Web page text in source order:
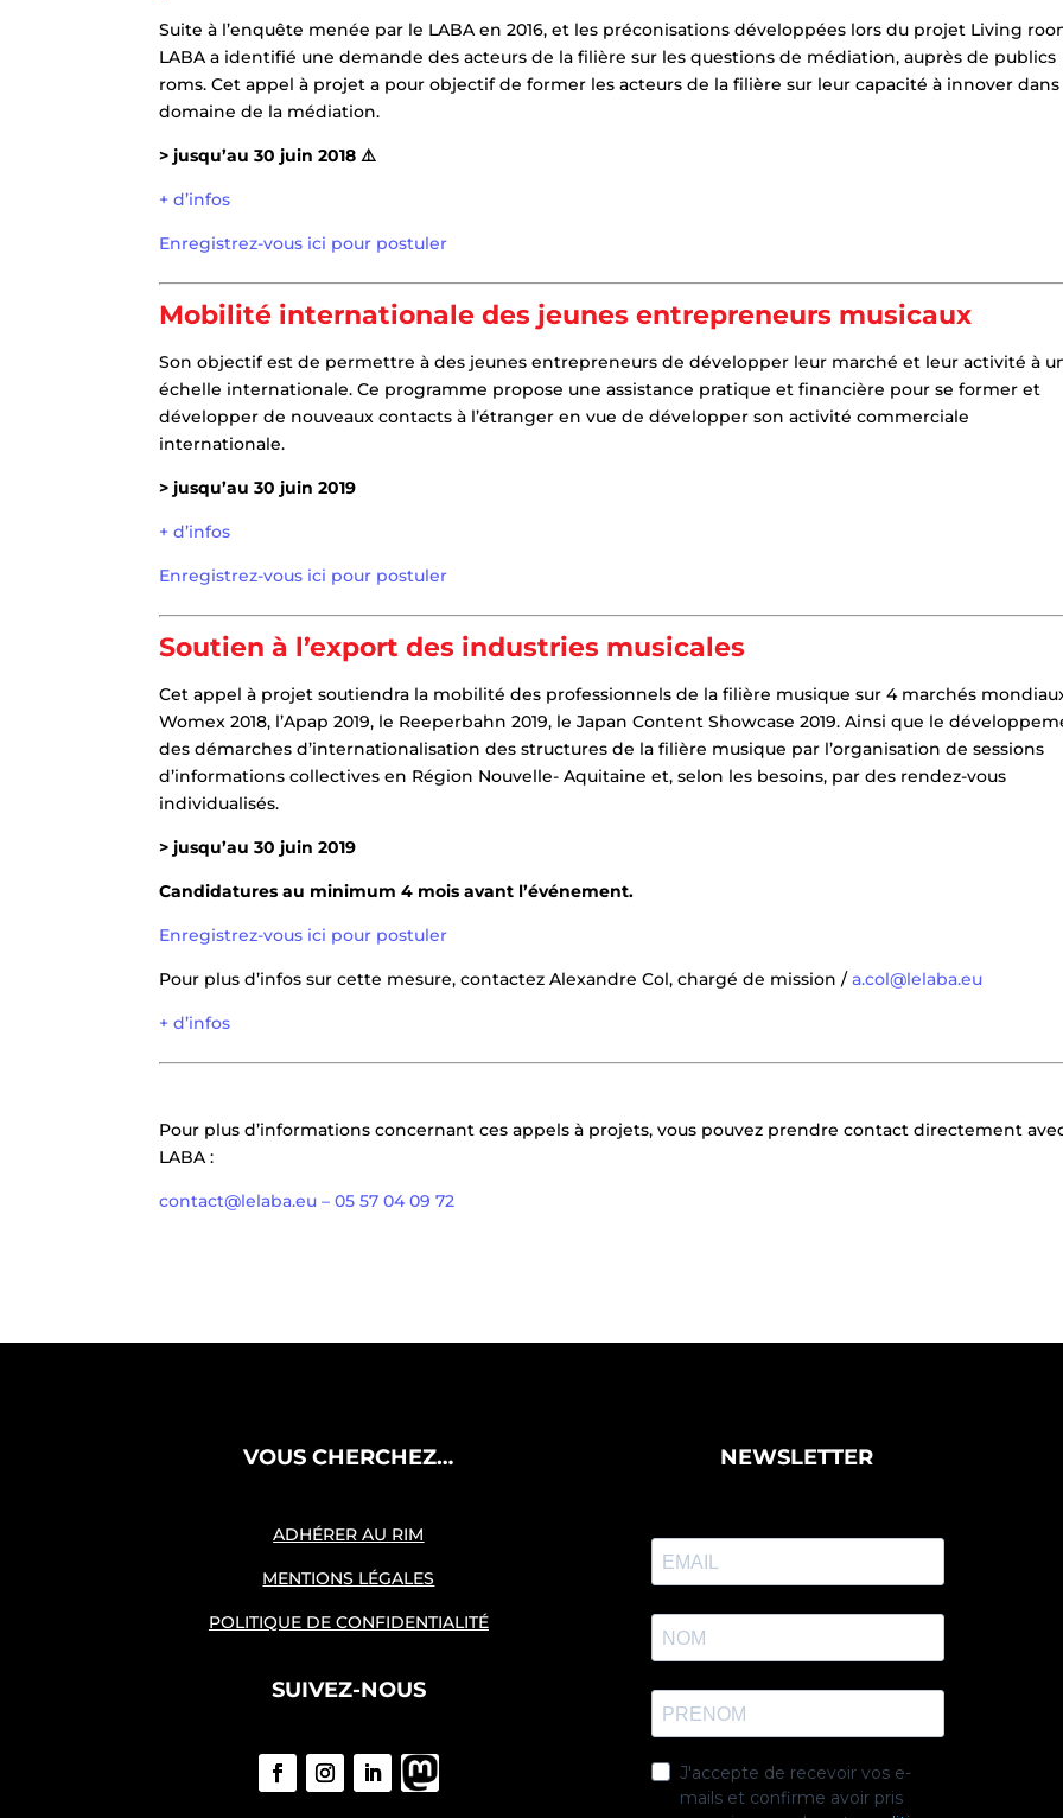
Suite à l’enquête menée par le LABA en 2016, et les préconisations développées lors du projet Living
LABA a identifié une demande des acteurs de la filière sur les questions de médiation, auprès de publics
roms. Cet appel à projet a pour objectif de former les acteurs de la filière sur leur capacité à innover
domaine de la médiation.
> jusqu’au 30 juin 2018 ⚠️
+ d’infos
Enregistrez-vous ici pour postuler
Mobilité internationale des jeunes entrepreneurs musicaux
Son objectif est de permettre à des jeunes entrepreneurs de développer leur marché et leur activité à
échelle internationale. Ce programme propose une assistance pratique et financière pour se former et
développer de nouveaux contacts à l’étranger en vue de développer son activité commerciale
internationale.
> jusqu’au 30 juin 2019
+ d’infos
Enregistrez-vous ici pour postuler
Soutien à l’export des industries musicales
Cet appel à projet soutiendra la mobilité des professionnels de la filière musique sur 4 marchés
Womex 2018, l’Apap 2019, le Reeperbahn 2019, le Japan Content Showcase 2019. Ainsi que le
des démarches d’internationalisation des structures de la filière musique par l’organisation de sessions
d’informations collectives en Région Nouvelle- Aquitaine et, selon les besoins, par des rendez-vous
individualisés.
> jusqu’au 30 juin 2019
Candidatures au minimum 4 mois avant l’événement.
Enregistrez-vous ici pour postuler
Pour plus d’infos sur cette mesure, contactez Alexandre Col, chargé de mission /a.col@lelaba.eu
+ d’infos
Pour plus d’informations concernant ces appels à projets, vous pouvez prendre contact directement
LABA :
contact@lelaba.eu – 05 57 04 09 72
VOUS CHERCHEZ…
ADHÉRER AU RIM
MENTIONS LÉGALES
POLITIQUE DE CONFIDENTIALITÉ
SUIVEZ-NOUS
NEWSLETTER